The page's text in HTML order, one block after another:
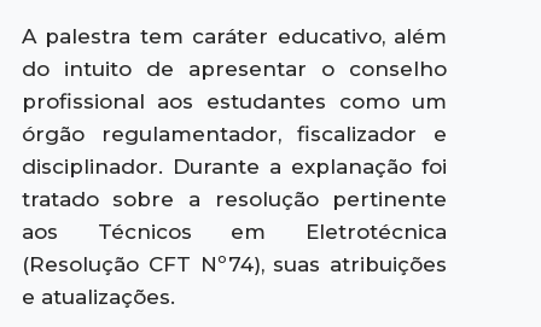
A palestra tem caráter educativo, além
do intuito de apresentar o conselho
profissional aos estudantes como um
órgão regulamentador, fiscalizador e
disciplinador. Durante a explanação foi
tratado sobre a resolução pertinente
aos Técnicos em Eletrotécnica
(Resolução CFT Nº74), suas atribuições
e atualizações.